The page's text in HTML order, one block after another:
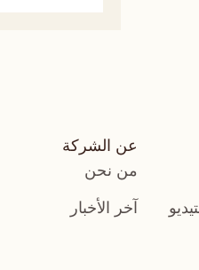
عن الشركة
من نحن
آخر الأخبار